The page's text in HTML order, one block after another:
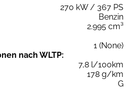
270 kW / 367 PS
Benzin
2.995 cm³
1 (None)
nach WLTP:
7,8 l/100km
178 g/km
G